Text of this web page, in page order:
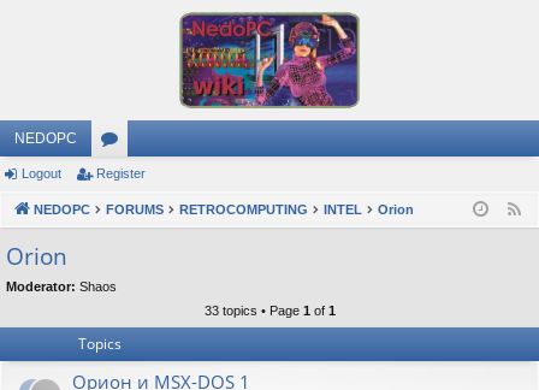
NEDOPC
or
u
s
Logout Register
NEDOPC FORUMS RETROCOMPUTING INTEL Orion
Orion
Moderator: Shaos
33 topics • Page 1 of 1
Topics
Орион и MSX-DOS 1